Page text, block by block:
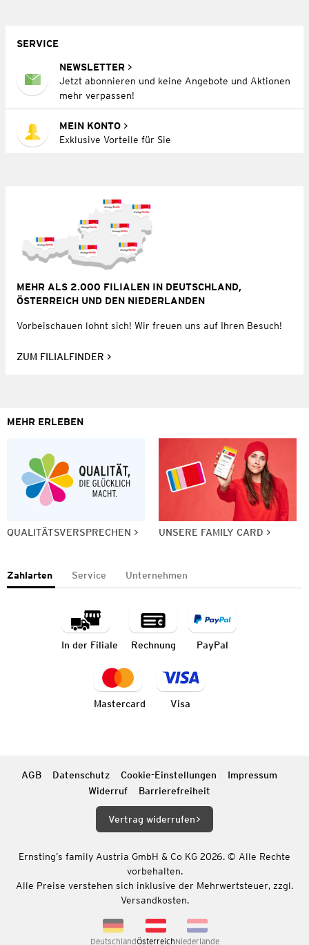
SERVICE
NEWSLETTER
Jetzt abonnieren und keine Angebote und Aktionen
mehr verpassen!
MEIN KONTO
Exklusive Vorteile für Sie
MEHR ALS 2.000 FILIALEN IN DEUTSCHLAND,
ÖSTERREICH UND DEN NIEDERLANDEN
Vorbeischauen lohnt sich! Wir freuen uns auf Ihren Besuch!
ZUM FILIALFINDER
MEHR ERLEBEN
QUALITÄTSVERSPRECHEN UNSERE FAMILY CARD
Zahlarten Service Unternehmen
In der Filiale Rechnung PayPal
Mastercard Visa
AGB Datenschutz Cookie-Einstellungen
Impressum
Widerruf
Barrierefreiheit
Vertrag widerrufen
Ernsting’s family Austria GmbH & Co KG 2026. © Alle Rechte
vorbehalten.
Alle Preise verstehen sich inklusive der Mehrwertsteuer, zzgl.
Versandkosten.
DeutschlandÖsterreichNiederlande